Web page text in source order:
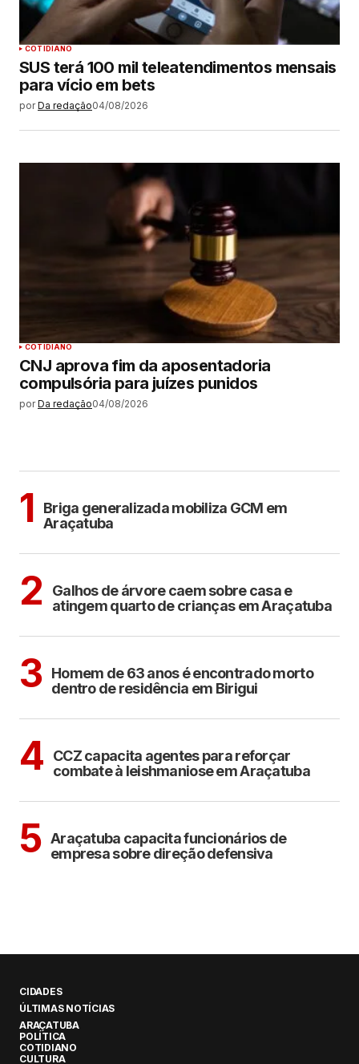
COTIDIANO
SUS terá 100 mil teleatendimentos mensais
para vício em bets
por Da redação04/08/2026
COTIDIANO
CNJ aprova fim da aposentadoria
compulsória para juízes punidos
por Da redação04/08/2026
1
Briga generalizada mobiliza GCM em
Araçatuba
2
Galhos de árvore caem sobre casa e
atingem quarto de crianças em Araçatuba
3 Homem de 63 anos é encontrado morto
dentro de residência em Birigui
4
CCZ capacita agentes para reforçar
combate à leishmaniose em Araçatuba
5 Araçatuba capacita funcionários de
empresa sobre direção defensiva
CIDADES
ÚLTIMAS NOTÍCIAS
ARAÇATUBA
POLÍTICA
COTIDIANO
CULTURA